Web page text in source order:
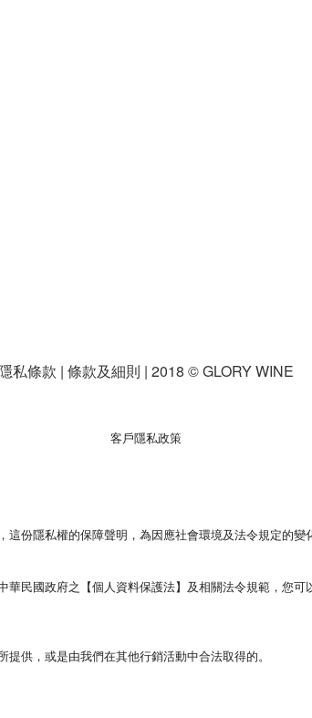
私條款 | 條款及細則 | 2018 © GLORY WINE
客戶隱私政策
份隱私權的保障聲明，為因應社會環境及法令規定的
民國政府之【個人資料保護法】及相關法令規範，您可
供，或是由我們在其他行銷活動中合法取得的。